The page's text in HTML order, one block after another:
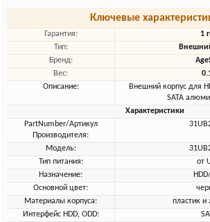
Ключевые
Гарантия:
1
Тип:
Бренд:
Вес:
Описание:
Внешний корпус для
SATA
Характеристики
PartNumber/Артикул
Производителя:
Модель:
Тип питания:
от
Назначение:
Основной цвет:
Материалы корпуса:
пластик
Интерфейс HDD, ODD: